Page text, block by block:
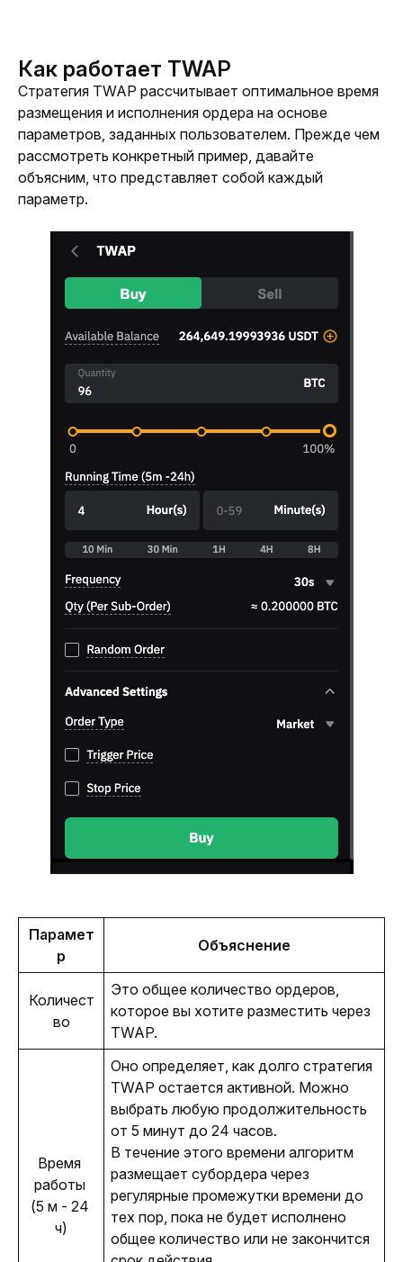
Как работает TWAP
Стратегия TWAP рассчитывает оптимальное время
размещения и исполнения ордера на основе
параметров, заданных пользователем. Прежде чем
рассмотреть конкретный пример, давайте
объясним, что представляет собой каждый
параметр.
Парамет
р
Объяснение
Количест
во
Это общее количество ордеров,
которое вы хотите разместить через
TWAP.
Время
работы
(5 м - 24
ч)
Оно определяет, как долго стратегия
TWAP остается активной. Можно
выбрать любую продолжительность
от 5 минут до 24 часов.
В течение этого времени алгоритм
размещает субордера через
регулярные промежутки времени до
тех пор, пока не будет исполнено
общее количество или не закончится